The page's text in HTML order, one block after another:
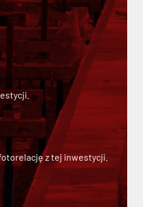
z tej inwestycji.